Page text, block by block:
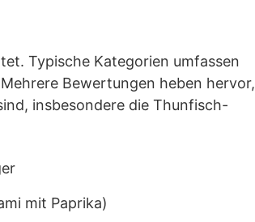
Typische Kategorien umfassen
Bewertungen heben hervor,
insbesondere die Thunfisch-
mit Paprika)